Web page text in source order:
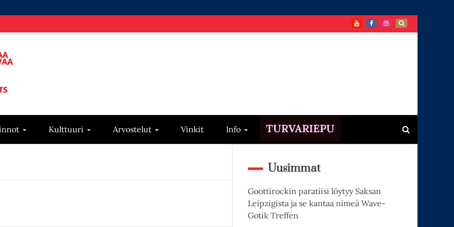
Kulttuuri Arvostelut Vinkit Info TURVARIEPU
Uusimmat
Goottirockin paratiisi löytyy Saksan
Leipzigista ja se kantaa nimeä Wave-
Gotik Treffen